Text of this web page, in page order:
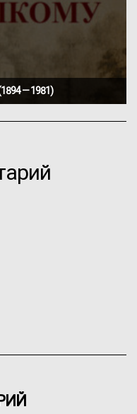
— 1981)